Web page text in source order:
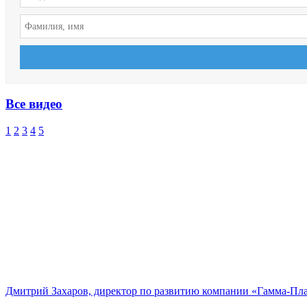
Все видео
1 2 3 4 5
Дмитрий Захаров, директор по развитию компании «Гамма-